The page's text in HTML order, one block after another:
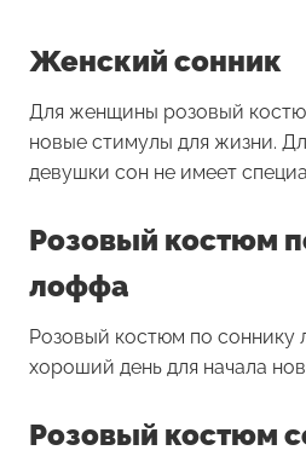
Женский сонник
Для женщины розовый
новые стимулы для жизни.
девушки сон не имеет
Розовый костюм
лоффа
Розовый костюм по соннику
хороший день для начала
Розовый костюм